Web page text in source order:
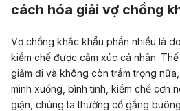
cách hóa giải vợ chồng
Vợ chồng khắc khẩu phần nhiều là
kiềm chế được cảm xúc cá nhân.
giảm đi và không còn trầm trọng
mình xuống, bình tĩnh, kiềm chế cơn
giận, chúng ta thường cố gắng